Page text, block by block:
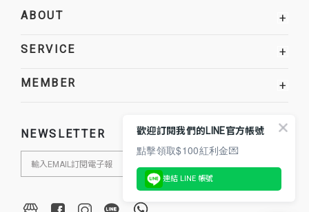
ABOUT +
SERVICE +
MEMBER +
NEWSLETTER 歡迎訂閱我們的LINE官方帳號
點擊領取$100紅利金💌
連結 LINE 帳號